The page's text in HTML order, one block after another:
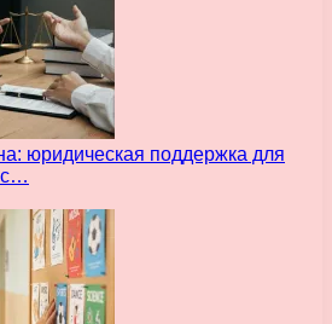
юридическая поддержка для
с…